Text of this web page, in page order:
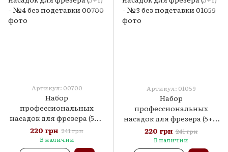
Артикул: 00700
Набор
профессиональных
насадок для фрезера (5+1)
- №4 без подставки
220 грн 241 грн
В наличии
Артикул: 01059
Набор
профессиональных
насадок для фрезера (5+1)
- №3 без подставки
220 грн 241 грн
В наличии